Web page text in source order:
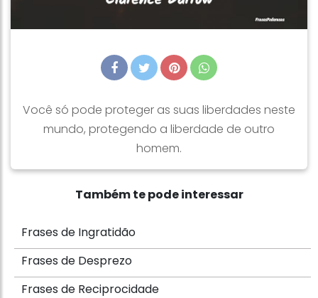
Você só pode proteger as suas liberdades neste
mundo, protegendo a liberdade de outro
homem.
Também te pode interessar
Frases de Ingratidão
Frases de Desprezo
Frases de Reciprocidade